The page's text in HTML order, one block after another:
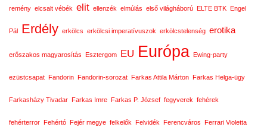
remény elcsalt vébék elit ellenzék elmúlás első világháború ELTE BTK Engel
Pál Erdély erkölcs erkölcsi imperatívuszok erkölcstelenség erotika
erőszakos magyarosítás Esztergom EU Európa Ewing-party
ezüstcsapat Fandorin Fandorin-sorozat Farkas Attila Márton Farkas Helga-ügy
Farkasházy Tivadar Farkas Imre Farkas P. József fegyverek fehérek
fehérterror Fehértó Fejér megye felkelők Felvidék Ferencváros Ferrari Violetta